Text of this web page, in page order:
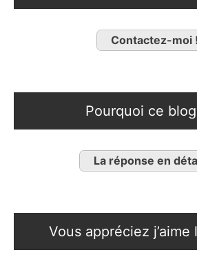
Contactez-moi !
Pourquoi ce
La réponse en
Vous appréciez j’aime